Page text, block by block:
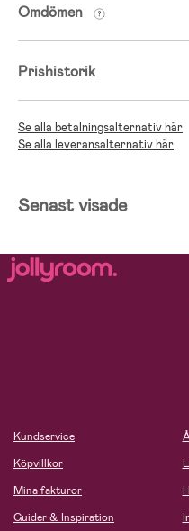
Omdömen
Prishistorik
Se alla betalningsalternativ här
Se alla leveransalternativ här
Senast visade
Kundservice
Köpvillkor
Mina fakturor
Guider & Inspiration